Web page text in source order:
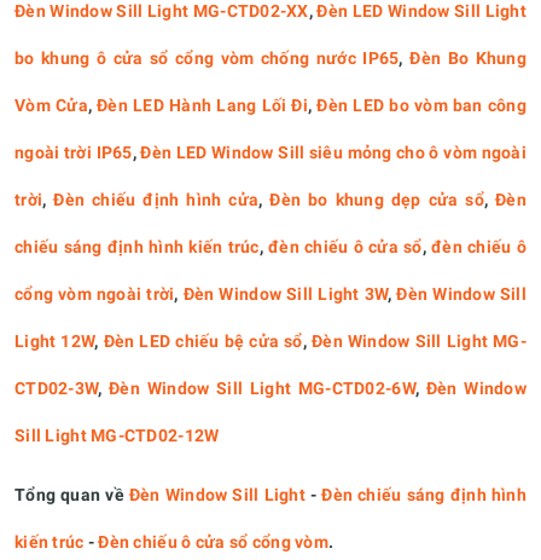
Đèn Window Sill Light MG-CTD02-XX,Đèn LED Window Sill Light
bo khung ô cửa sổ cổng vòm chống nước IP65,Đèn Bo Khung
Vòm Cửa,Đèn LED Hành Lang Lối Đi,Đèn LED bo vòm ban công
ngoài trời IP65,Đèn LED Window Sill siêu mỏng cho ô vòm ngoài
trời,Đèn chiếu định hình cửa,Đèn bo khung dẹp cửa sổ,Đèn
chiếu sáng định hình kiến trúc,đèn chiếu ô cửa sổ,đèn chiếu ô
cổng vòm ngoài trời, Đèn Window Sill Light 3W,Đèn Window Sill
Light 12W, Đèn LED chiếu bệ cửa sổ,Đèn Window Sill Light MG-
CTD02-3W,Đèn Window Sill Light MG-CTD02-6W, Đèn Window
Sill Light MG-CTD02-12W
Tổng quan về Đèn Window Sill Light-Đèn chiếu sáng định hình
kiến trúc -Đèn chiếu ô cửa sổ cổng vòm.